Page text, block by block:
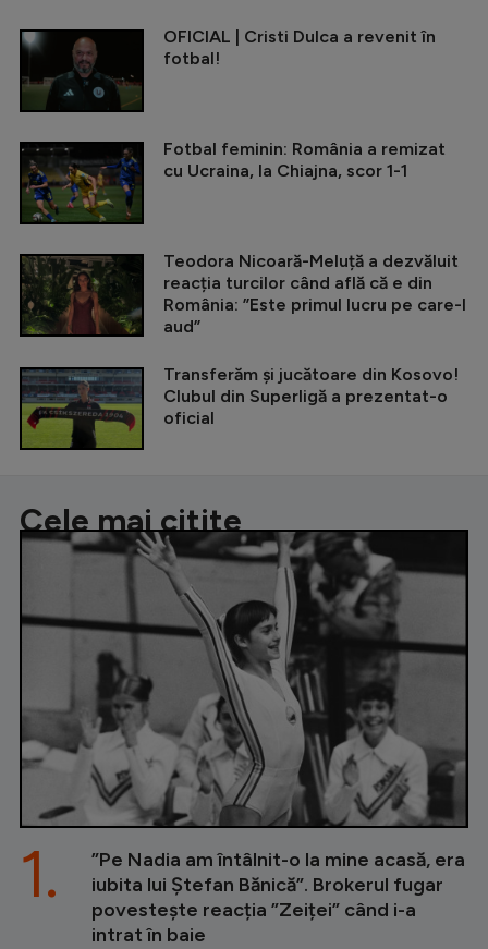
OFICIAL | Cristi Dulca a revenit în
fotbal!
Fotbal feminin: România a remizat
cu Ucraina, la Chiajna, scor 1-1
Teodora Nicoară-Meluță a dezvăluit
reacția turcilor când află că e din
România: ”Este primul lucru pe care-l
aud”
Transferăm și jucătoare din Kosovo!
Clubul din Superligă a prezentat-o
oficial
Cele mai citite
”Pe Nadia am întâlnit-o la mine acasă, era
iubita lui Ștefan Bănică”. Brokerul fugar
povestește reacția ”Zeiței” când i-a
intrat în baie
1.